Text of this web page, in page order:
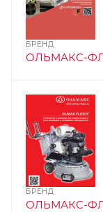
БРЕНД
ОЛЬМАКС-
БРЕНД
ОЛЬМАКС-